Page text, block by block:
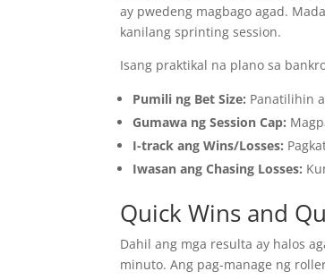
ay pwedeng magbago agad.
kanilang sprinting session.
Isang praktikal na plano sa
Pumili ng Bet Size: Panatilihin
Gumawa ng Session Cap:
I-track ang Wins/Losses:
Iwasan ang Chasing Losses:
Quick Wins and
Dahil ang mga resulta ay halos
minuto. Ang pag-manage ng